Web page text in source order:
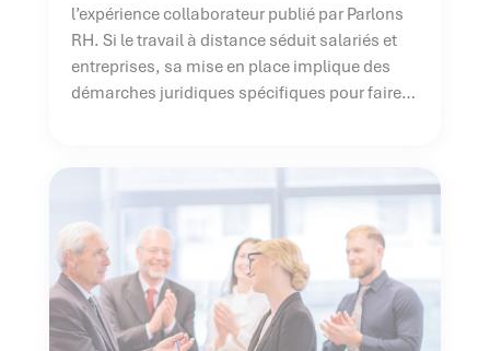
l’expérience collaborateur publié par Parlons
RH. Si le travail à distance séduit salariés et
entreprises, sa mise en place implique des
démarches juridiques spécifiques pour faire
est un […]